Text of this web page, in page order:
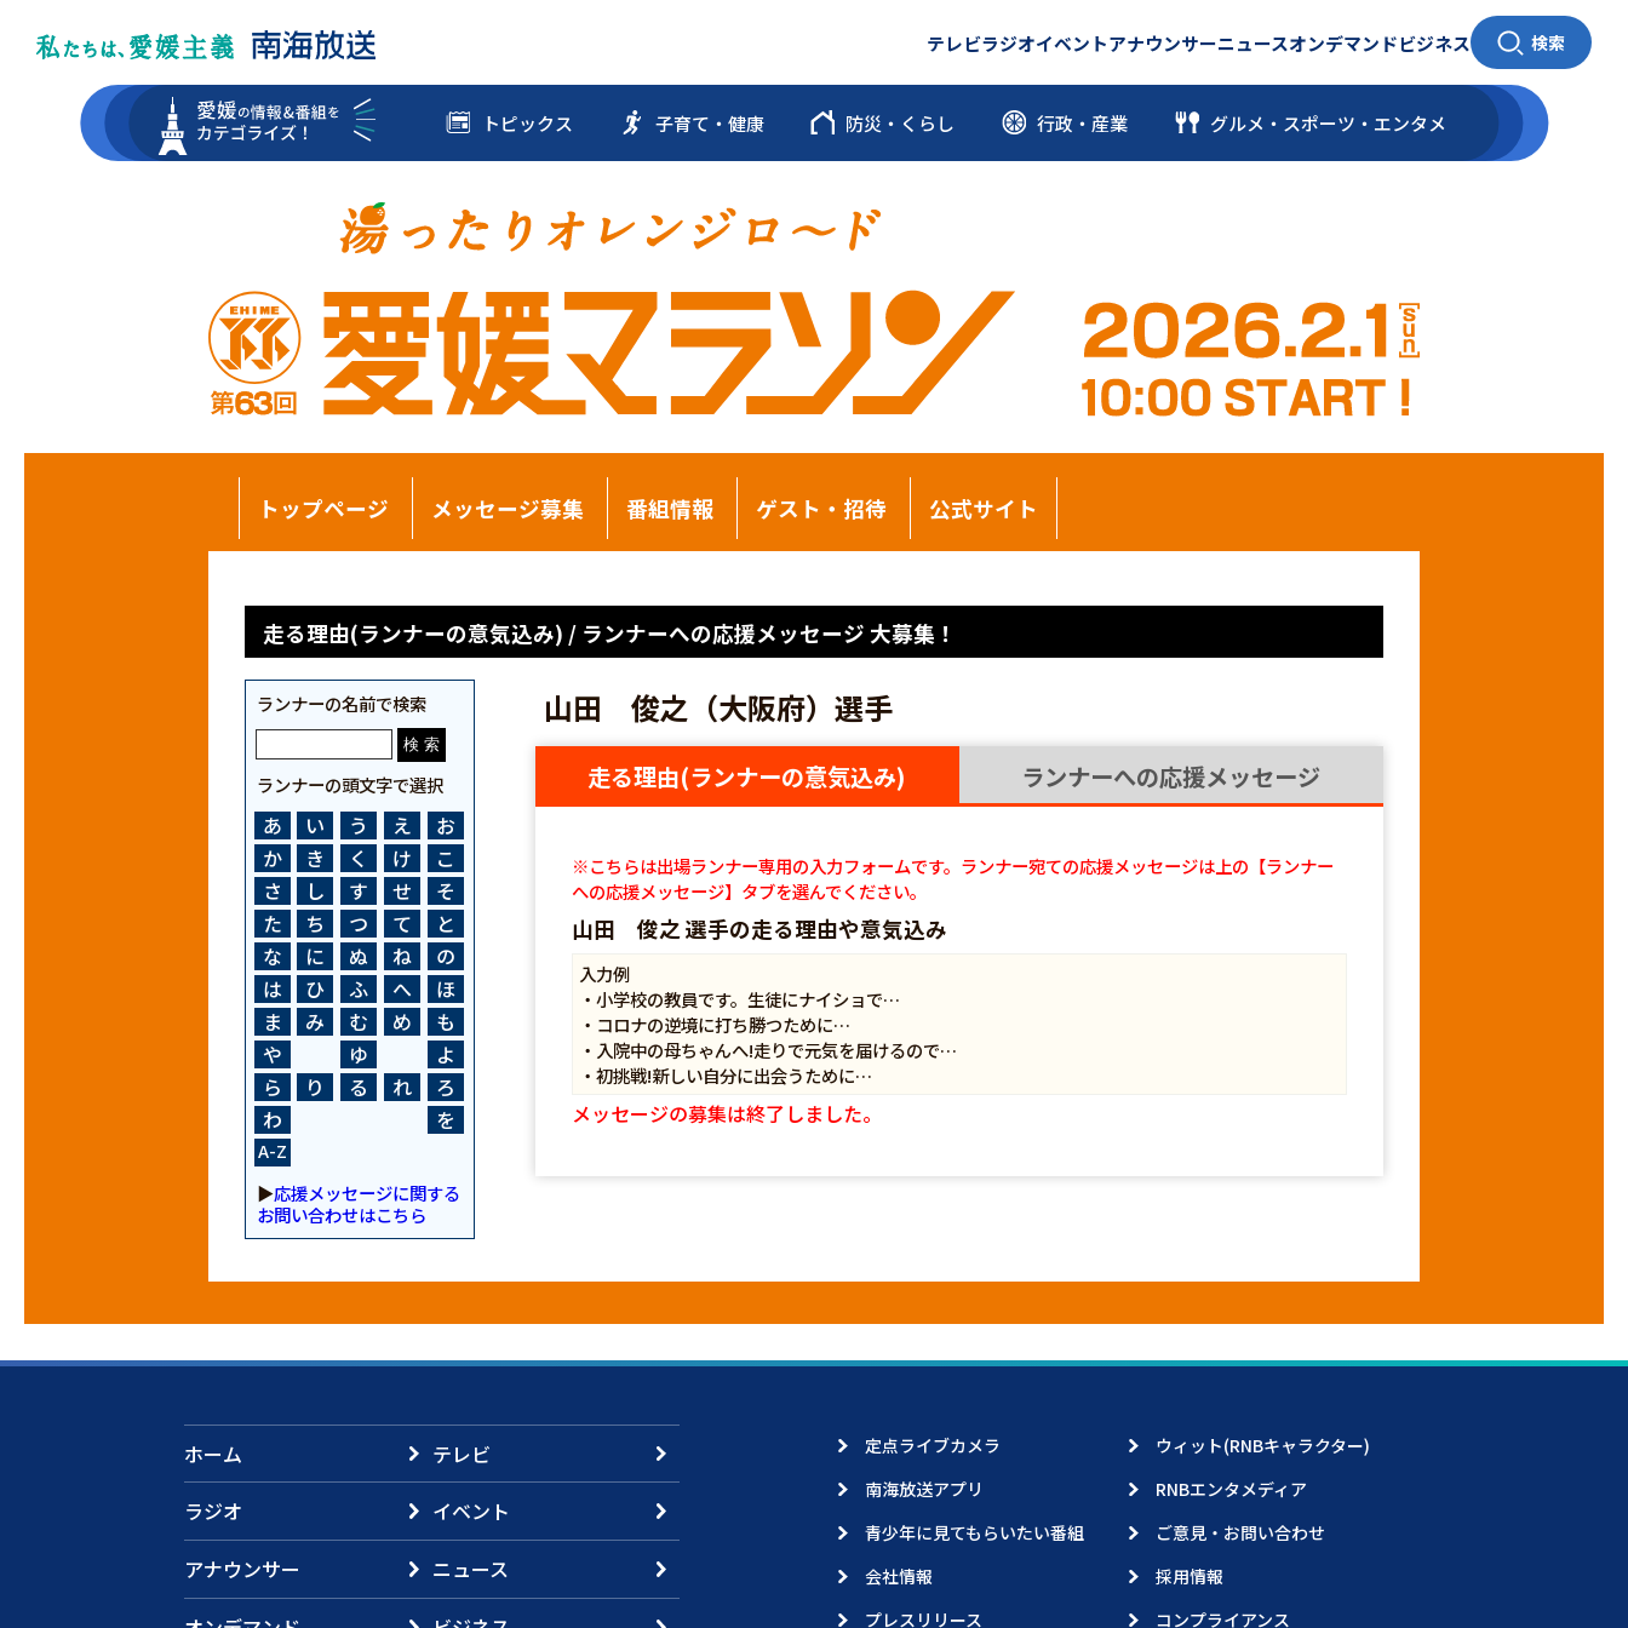
テレビラジオイベントアナウンサーニュースオンデマンドビジネス 検索
トピックス 子育て・健康 防災・くらし 行政・産業 グルメ・スポーツ ・ エンタメ
トップページ メッセージ募集 番組情報 ゲスト・招待 公式サイト
走る理由(ランナーの意気込み) / ランナーへの応援メッセージ 大募集！
ランナーの名前で検索
ランナーの頭文字で選択
あ い う え
お
か
き く け
こ
さ
し す せ
そ
た
ち つ て
と
な
に ぬ ね
の
は
ひ ふ へ
ほ
ま
み む め
も
や
ゆ
よ
ら
り る れ
ろ
わ
を
A-Z
▶応援メッセージに関する
お問い合わせはこちら
山田 俊之（大阪府）選手
走る理由(ランナーの意気込み) ランナーへの応援メッセージ
※こちらは出場ランナー専用の入力フォームです。ランナー宛ての応援メッセージは上の【ランナー
への応援メッセージ】タブを選んでください。
山田 俊之 選手の走る理由や意気込み
入力例
・小学校の教員です。生徒にナイショで…
・コロナの逆境に打ち勝つために…
・入院中の母ちゃんへ!走りで元気を届けるので…
・初挑戦!新しい自分に出会うために…
メッセージの募集は終了しました。
ホーム
テレビ
ラジオ
イベント
アナウンサー
ニュース
定点ライブカメラ
ウィット(RNBキャラクター)
南海放送アプリ
RNBエンタメディア
青少年に見てもらいたい番組
ご意見・お問い合わせ
会社情報
採用情報
プレスリリース
コンプライアンス